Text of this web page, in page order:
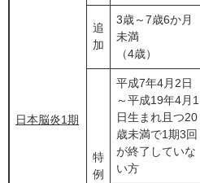
日本脳炎1期
追
加
3歳～7歳6か月
未満
（4歳）
特
例
平成7年4月2日
～平成19年4月1
日生まれ且つ20
歳未満で1期3回
が終了していな
い方